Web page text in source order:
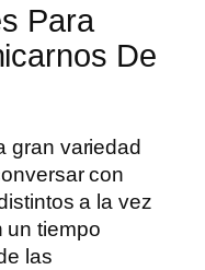
Para
De
gran variedad
con
a la vez
un tiempo
las